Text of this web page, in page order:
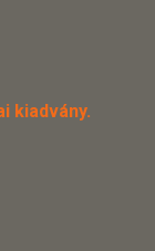
kiadvány.